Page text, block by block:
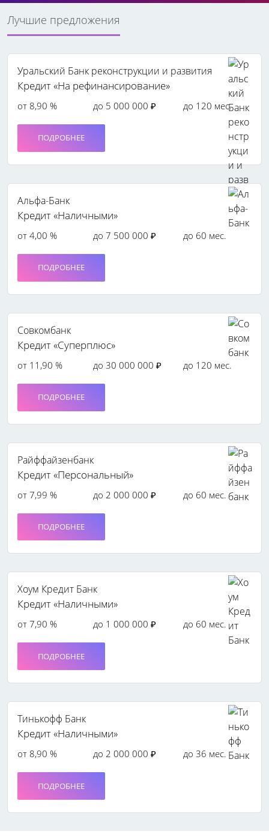
Лучшие предложения
Уральский Банк реконструкции и развития
Кредит «На рефинансирование»
от 8,90 % до 5 000 000 ₽ до 120 мес.
ПОДРОБНЕЕ
Альфа-Банк
Кредит «Наличными»
от 4,00 % до 7 500 000 ₽ до 60 мес.
ПОДРОБНЕЕ
Совкомбанк
Кредит «Суперплюс»
от 11,90 % до 30 000 000 ₽ до 120 мес.
ПОДРОБНЕЕ
Райффайзенбанк
Кредит «Персональный»
от 7,99 % до 2 000 000 ₽ до 60 мес.
ПОДРОБНЕЕ
Хоум Кредит Банк
Кредит «Наличными»
от 7,90 % до 1 000 000 ₽ до 60 мес.
ПОДРОБНЕЕ
Тинькофф Банк
Кредит «Наличными»
от 8,90 % до 2 000 000 ₽ до 36 мес.
ПОДРОБНЕЕ